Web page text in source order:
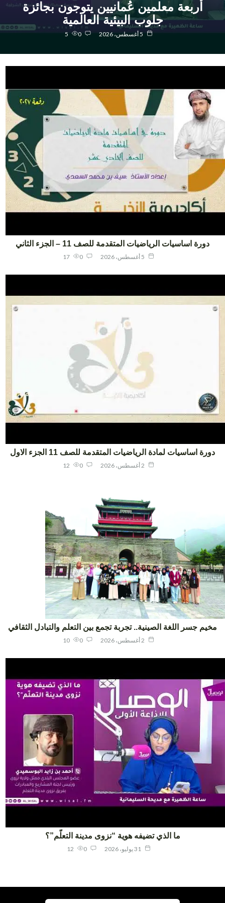
أربعة معلمين عُمانيين يتوجون بجائزة
جلوب البيئية العالمية
5
دورة اساسيات الرياضيات المتقدمة للصف 11 – الجزء الثاني
17
اساسيات لمادة الرياضيات المتقدمة للصف 11 الجزء الاول
12
جسر اللغة الصينية.. تجربة تجمع بين التعلم والتبادل الثقافي
10
ما الذي تضيفه هوية “نزوى مدينة التعلّم”؟
12